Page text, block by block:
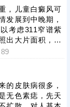
疗原则，临床多
，像中医定向、
光是常用且安全
童体质，能够内
胞，复色效果明
序渐进的过程，
，儿童白癜风可
发展到中晚期，
考虑311窄谱紫
出大片面积，节
用;若白斑面积较
起效快，安全性
合适的剂量、频
搭配对症药物进
下，提升疗效，
89
的皮肤病很多，
无色素痣，先天